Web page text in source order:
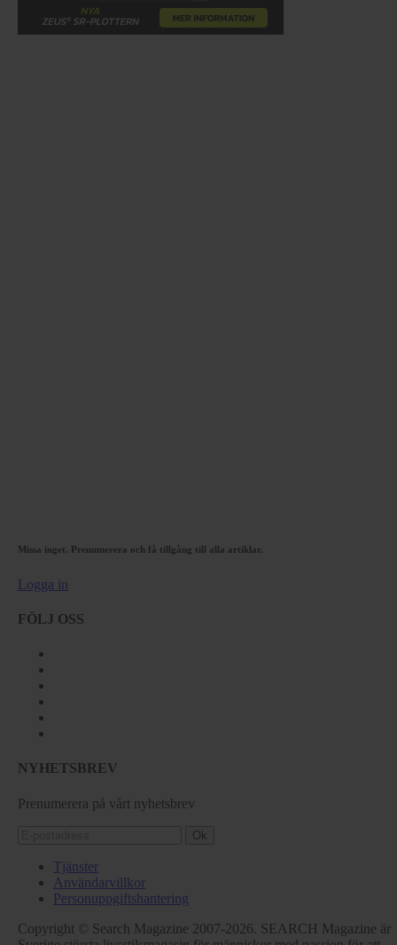
Missa inget. Prenumerera och få tillgång till alla artiklar.
Logga in
FÖLJ OSS
NYHETSBREV
Prenumerera på vårt nyhetsbrev
Ok
Tjänster
Användarvillkor
Personuppgiftshantering
Copyright © Search Magazine 2007-2026. SEARCH Magazine är